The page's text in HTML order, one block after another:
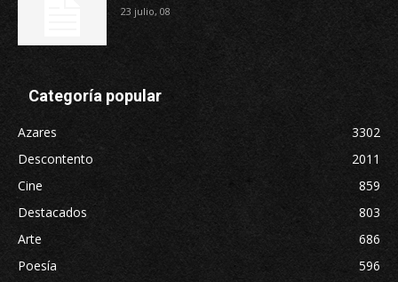
23 julio, 08
Categoría popular
Azares
3302
Descontento
2011
Cine
859
Destacados
803
Arte
686
Poesía
596